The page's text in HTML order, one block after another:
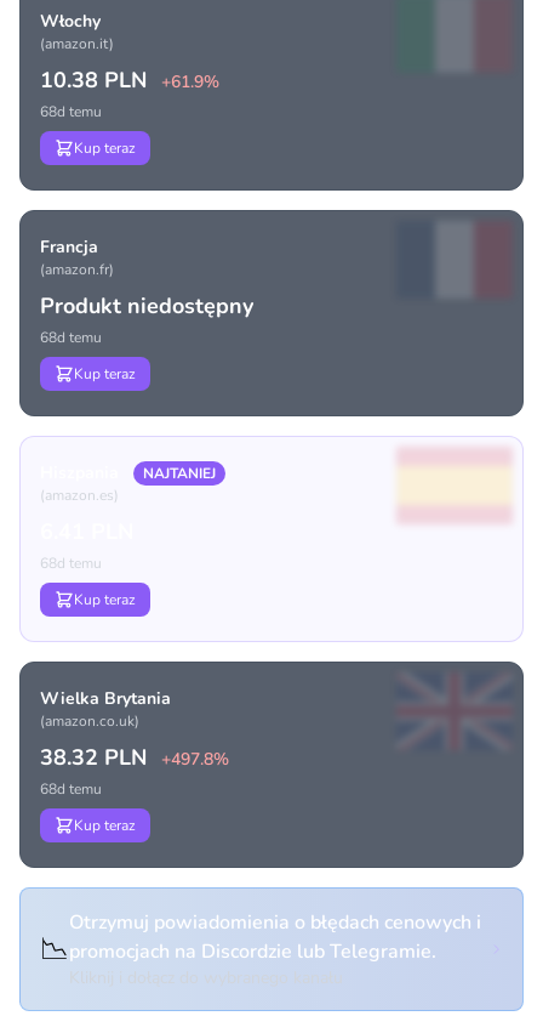
Włochy
(amazon.it)
10.38 PLN +61.9%
68d temu
Kup teraz
Francja
(amazon.fr)
Produkt niedostępny
68d temu
Kup teraz
NAJTANIEJ
(amazon.es)
68d temu
Kup teraz
Wielka Brytania
(amazon.co.uk)
38.32 PLN +497.8%
68d temu
Kup teraz
📉
Otrzymuj powiadomienia o błędach cenowych i
promocjach na Discordzie lub Telegramie.